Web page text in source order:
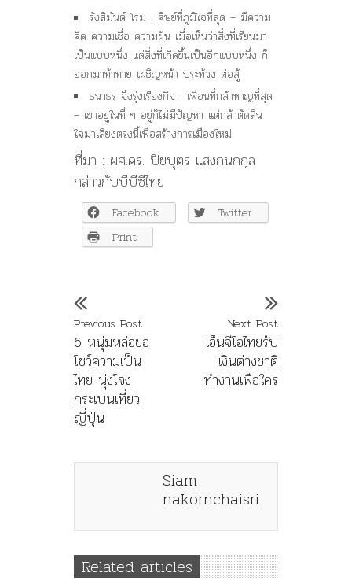
รังสิมันต์ โรม : ศิษย์ที่ภูมิใจที่สุด – มีความ
คิด ความเชื่อ ความฝัน เมื่อเห็นว่าสิ่งที่เรียนมา
เป็นแบบหนึ่ง แต่สิ่งที่เกิดขึ้นเป็นอีกแบบหนึ่ง ก็
ออกมาท้าทาย เผชิญหน้า ประท้วง ต่อสู้
ธนาธร จึงรุ่งเรืองกิจ : เพื่อนที่กล้าหาญที่สุด
– เขาอยู่ในที่ ๆ อยู่ก็ไม่มีปัญหา แต่กล้าตัดสิน
ใจมาเสี่ยงตรงนี้เพื่อสร้างการเมืองใหม่
ที่มา : ผศ.ดร. ปิยบุตร แสงกนกกุล
กล่าวกับบีบีซีไทย
Facebook
Twitter
Print
Previous Post
6 หนุ่มหล่อขอ
โชว์ความเป็น
ไทย นุ่งโจง
กระเบนเที่ยว
ญี่ปุ่น
Next Post
เอ็นจีโอไทยรับ
เงินต่างชาติ
ทำงานเพื่อใคร
Siam
nakornchaisri
Related articles